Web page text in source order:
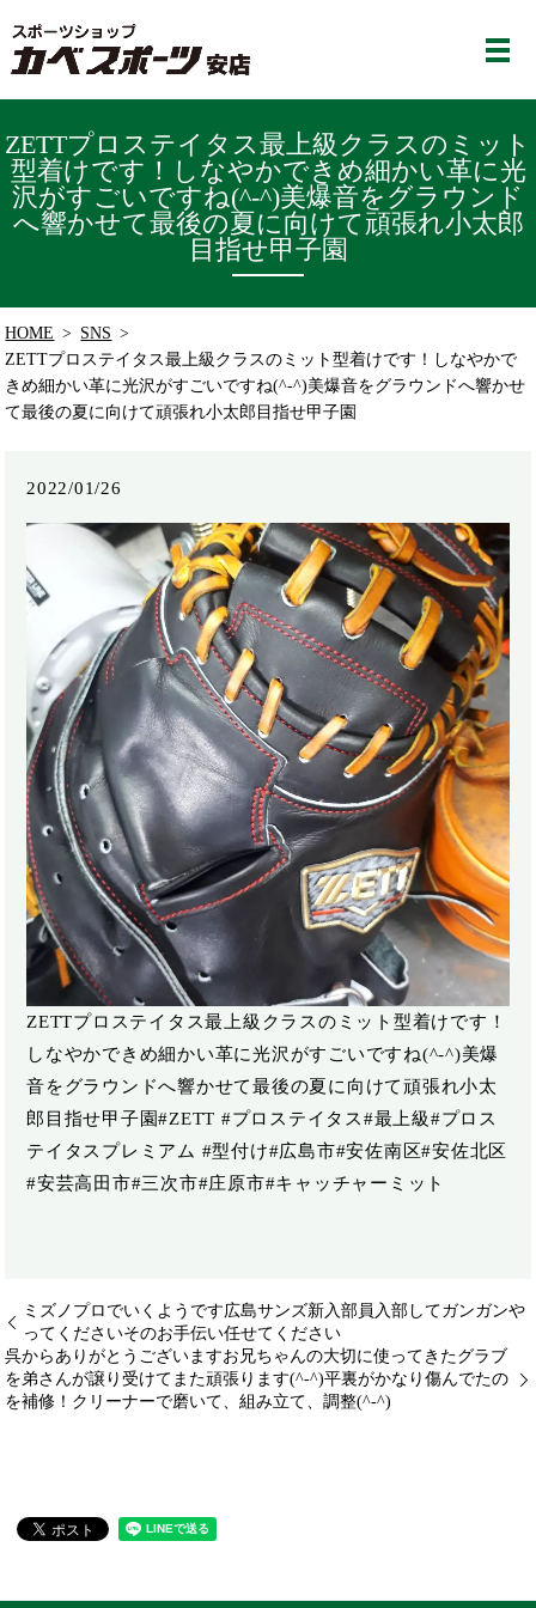
ZETTプロステイタス最上級クラスのミット
型着けです！しなやかできめ細かい革に光
沢がすごいですね(^-^)美爆音をグラウンド
へ響かせて最後の夏に向けて頑張れ小太郎
目指せ甲子園️
HOME
SNS
ZETTプロステイタス最上級クラスのミット型着けです！しなやかで
きめ細かい革に光沢がすごいですね(^-^)美爆音をグラウンドへ響かせ
て最後の夏に向けて頑張れ小太郎目指せ甲子園️
2022/01/26
ZETTプロステイタス最上級クラスのミット型着けです！
しなやかできめ細かい革に光沢がすごいですね(^-^)美爆
音をグラウンドへ響かせて最後の夏に向けて頑張れ小太
郎目指せ甲子園️#ZETT #プロステイタス#最上級#プロス
テイタスプレミアム #型付け#広島市#安佐南区#安佐北区
#安芸高田市#三次市#庄原市#キャッチャーミット
ミズノプロでいくようです広島サンズ新入部員️入部してガンガンや
ってくださいそのお手伝い任せてください
呉からありがとうございますお兄ちゃんの大切に使ってきたグラブ
を弟さんが譲り受けてまた頑張ります(^-^)平裏がかなり傷んでたの
を補修！クリーナーで磨いて、組み立て、調整(^-^)️